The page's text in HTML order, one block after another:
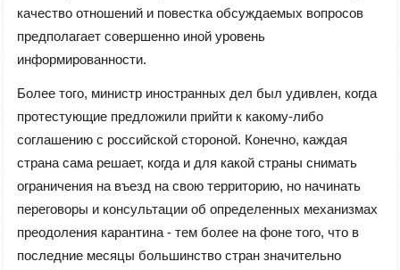
качество отношений и повестка обсуждаемых вопросов
предполагает совершенно иной уровень
информированности.
Более того, министр иностранных дел был удивлен, когда
протестующие предложили прийти к какому-либо
соглашению с российской стороной. Конечно, каждая
страна сама решает, когда и для какой страны снимать
ограничения на въезд на свою территорию, но начинать
переговоры и консультации об определенных механизмах
преодоления карантина - тем более на фоне того, что в
последние месяцы большинство стран значительно